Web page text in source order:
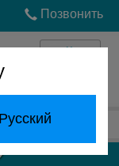
Русский
Позвонить
Войти
24-24